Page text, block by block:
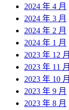
2024 年 4 月
2024 年 3 月
2024 年 2 月
2024 年 1 月
2023 年 12 月
2023 年 11 月
2023 年 10 月
2023 年 9 月
2023 年 8 月